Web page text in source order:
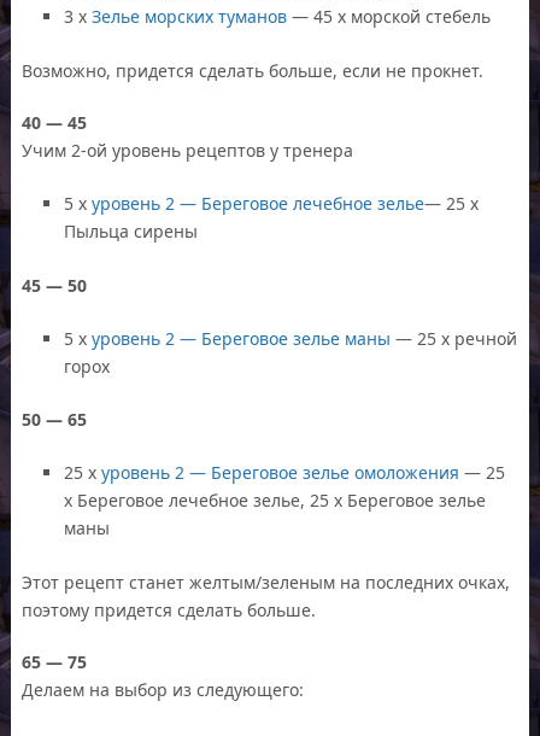
3 xЗелье морских туманов — 45 х морской стебель
Возможно, придется сделать больше, если не прокнет.
40 — 45
Учим 2-ой уровень рецептов у тренера
5 xуровень 2 — Береговое лечебное зелье— 25 x
Пыльца сирены
45 — 50
5 xуровень 2 — Береговое зелье маны — 25 x речной
горох
50 — 65
25 xуровень 2 — Береговое зелье омоложения — 25
x Береговое лечебное зелье, 25 x Береговое зелье
маны
Этот рецепт станет желтым/зеленым на последних очках,
поэтому придется сделать больше.
65 — 75
Делаем на выбор из следующего: